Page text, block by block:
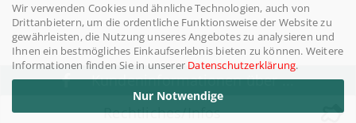
Wir verwenden Cookies und ähnliche Technologien, auch von
Drittanbietern, um die ordentliche Funktionsweise der Website zu
gewährleisten, die Nutzung unseres Angebotes zu analysieren und
Ihnen ein bestmögliches Einkaufserlebnis bieten zu können. Weitere
Informationen finden Sie in unserer Datenschutzerklärung.
Nur Notwendige
Kundeninformationen über ...
Rechtliches/Infos